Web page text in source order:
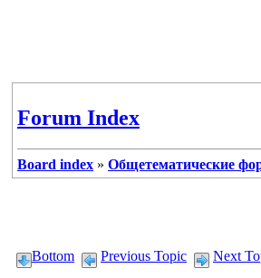
Forum Index
Board index » Общетематические
Bottom Previous Topic Next